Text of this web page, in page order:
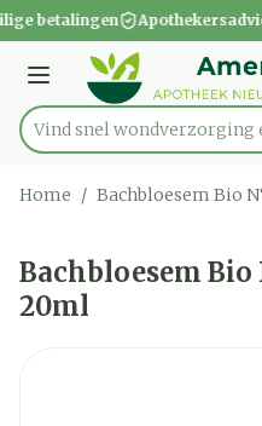
Ga naar de inhoud
1 van 1
betalingen
Menu
Product, merk,
Vind snel wondverzorging
Home / Bachbloesem Bio
Bachbloesem Bio
20ml